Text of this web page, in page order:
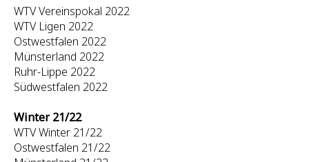
WTV Vereinspokal 2022
WTV Ligen 2022
Ostwestfalen 2022
Münsterland 2022
Ruhr-Lippe 2022
Südwestfalen 2022
Winter 21/22
WTV Winter 21/22
Ostwestfalen 21/22